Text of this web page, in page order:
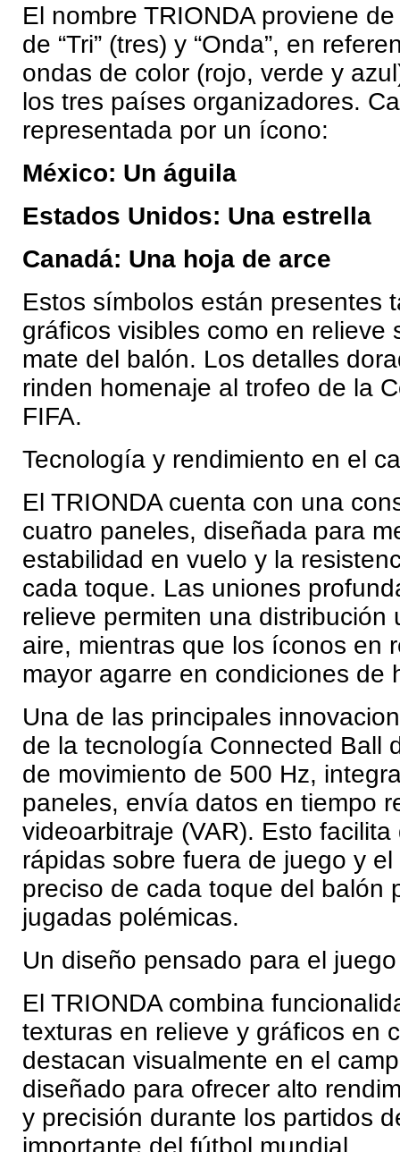
El nombre TRIONDA proviene
de “Tri” (tres) y “Onda”, en
ondas de color (rojo, verde y
los tres países organizadores.
representada por un ícono:
México: Un águila
Estados Unidos: Una estrella
Canadá: Una hoja de arce
Estos símbolos están presentes
gráficos visibles como en relieve
mate del balón. Los detalles
rinden homenaje al trofeo de la
FIFA.
Tecnología y rendimiento en el
El TRIONDA cuenta con una
cuatro paneles, diseñada para
estabilidad en vuelo y la
cada toque. Las uniones
relieve permiten una distribución
aire, mientras que los íconos en
mayor agarre en condiciones de
Una de las principales
de la tecnología Connected Ball
de movimiento de 500 Hz,
paneles, envía datos en tiempo
videoarbitraje (VAR). Esto
rápidas sobre fuera de juego y
preciso de cada toque del balón
jugadas polémicas.
Un diseño pensado para el juego
El TRIONDA combina
texturas en relieve y gráficos en
destacan visualmente en el
diseñado para ofrecer alto
y precisión durante los partidos
importante del fútbol mundial.